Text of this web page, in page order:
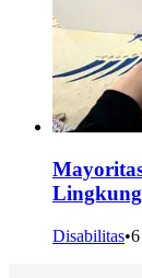
Disabilitas•